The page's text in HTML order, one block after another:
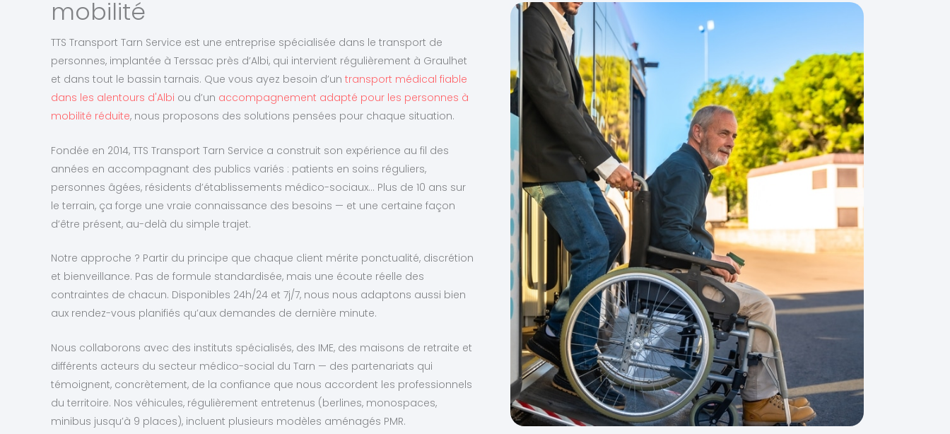
mobilité
TTS Transport Tarn Service est une entreprise spécialisée dans le transport de
personnes, implantée à Terssac près d’Albi, qui intervient régulièrement à Graulhet
et dans tout le bassin tarnais. Que vous ayez besoin d’un transport médical fiable
dans les alentours d'Albi ou d’un accompagnement adapté pour les personnes à
mobilité réduite, nous proposons des solutions pensées pour chaque situation.
Fondée en 2014, TTS Transport Tarn Service a construit son expérience au fil des
années en accompagnant des publics variés : patients en soins réguliers,
personnes âgées, résidents d’établissements médico-sociaux… Plus de 10 ans sur
le terrain, ça forge une vraie connaissance des besoins — et une certaine façon
d’être présent, au-delà du simple trajet.
Notre approche ? Partir du principe que chaque client mérite ponctualité, discrétion
et bienveillance. Pas de formule standardisée, mais une écoute réelle des
contraintes de chacun. Disponibles 24h/24 et 7j/7, nous nous adaptons aussi bien
aux rendez-vous planifiés qu’aux demandes de dernière minute.
Nous collaborons avec des instituts spécialisés, des IME, des maisons de retraite et
différents acteurs du secteur médico-social du Tarn — des partenariats qui
témoignent, concrètement, de la confiance que nous accordent les professionnels
du territoire. Nos véhicules, régulièrement entretenus (berlines, monospaces,
minibus jusqu’à 9 places), incluent plusieurs modèles aménagés PMR.